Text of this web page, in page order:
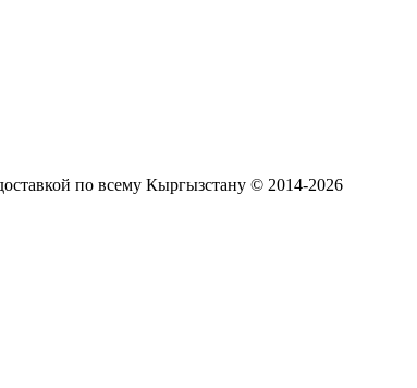
по всему Кыргызстану © 2014-2026